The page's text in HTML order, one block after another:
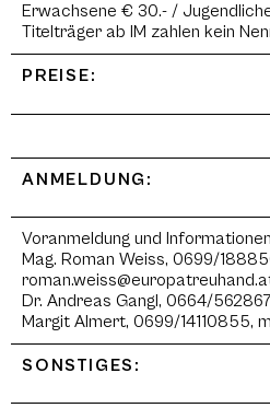
Erwachsene € 30.- /
Titelträger ab IM zahlen kein
PREISE:
ANMELDUNG:
Voranmeldung und
Mag. Roman Weiss, 0699/
Dr. Andreas Gangl, 0664/
Margit Almert, 0699/14110855,
SONSTIGES: